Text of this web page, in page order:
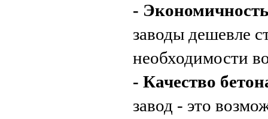
-
заводы дешевле
необходимости
- Качество
завод - это